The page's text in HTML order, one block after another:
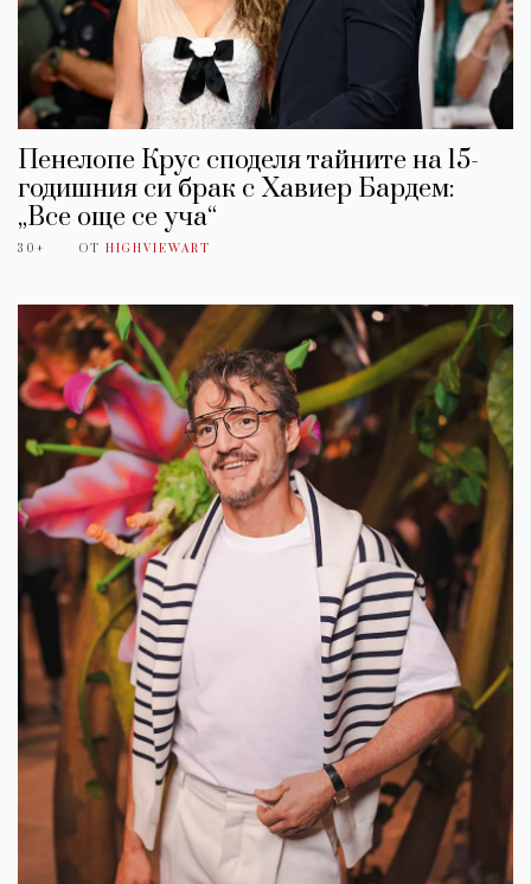
Пенелопе Крус споделя тайните на 15-
годишния си брак с Хавиер Бардем:
„Все още се уча“
30+ ОТ HIGHVIEWART